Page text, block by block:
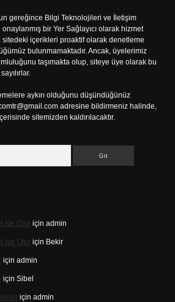
gereğince Bilgi Teknolojileri ve İletişim
bir Yer Sağlayıcı olarak hizmet
içerikleri proaktif olarak denetleme
bulunmamaktadır. Ancak, üyelerimiz
taşımakta olup, siteye üye olarak bu
aykırı olduğunu düşündüğünüz
adresine bildirmeniz halinde,
sitemizden kaldırılacaktır.
Ne Olur için admin
Ne Olur için Bekir
için admin
için Sibel
için admin